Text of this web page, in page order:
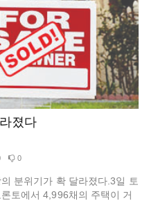
졌다
0
분위기가 확 달라졌다.3일 토
토에서 4,996채의 주택이 거